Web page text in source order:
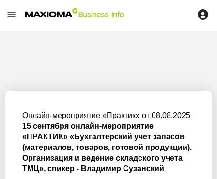
Онлайн-мероприятие «Практик» от 08.08.2025
15 сентября онлайн-мероприятие
«ПРАКТИК» «Бухгалтерский учет запасов
(материалов, товаров, готовой продукции).
Организация и ведение складского учета
ТМЦ», спикер - Владимир Сузанский